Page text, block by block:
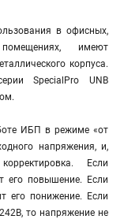
в офисных,
имеют
корпуса.
SpecialPro UNB
ИБП в режиме «от
напряжения, и,
Если
его повышение. Если
его понижение. Если
то напряжение не